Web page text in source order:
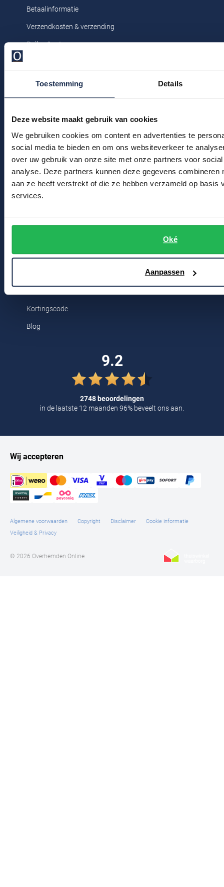
Toestemming Details
Deze website maakt gebruik van cookies
We gebruiken cookies om content en advertenties te
social media te bieden en om ons websiteverkeer te
over uw gebruik van onze site met onze partners voor
analyse. Deze partners kunnen deze gegevens combineren
aan ze heeft verstrekt of die ze hebben verzameld op basis
services.
Oké
Aanpassen
Profuomo
R2
Tommy Hilfiger
Schiesser
Slater
State of Art
Superdry
Tenson
William Lockie
Alle Merken
chemisch reinigen
Betaalinformatie
Verzendkosten & verzending
Ruilen & retourneren
Veelgestelde vragen
Kledingonderhoud
Klantenservice
Actievoorwaarden
Winkel
Winkel & Openingstijden
Contact
Bert Schrier Herenmode
2311 CX Leiden
Voor jou
Kortingscode
Blog
9.2
2748 beoordelingen
in de laatste 12 maanden 96% beveelt ons aan.
Wij accepteren
Algemene voorwaarden Copyright Disclaimer
Cookie informatie
Veiligheid & Privacy
© 2026 Overhemden Online